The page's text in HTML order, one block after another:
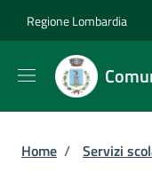
Regione Lombardia
Briciole di
Home / Servizi